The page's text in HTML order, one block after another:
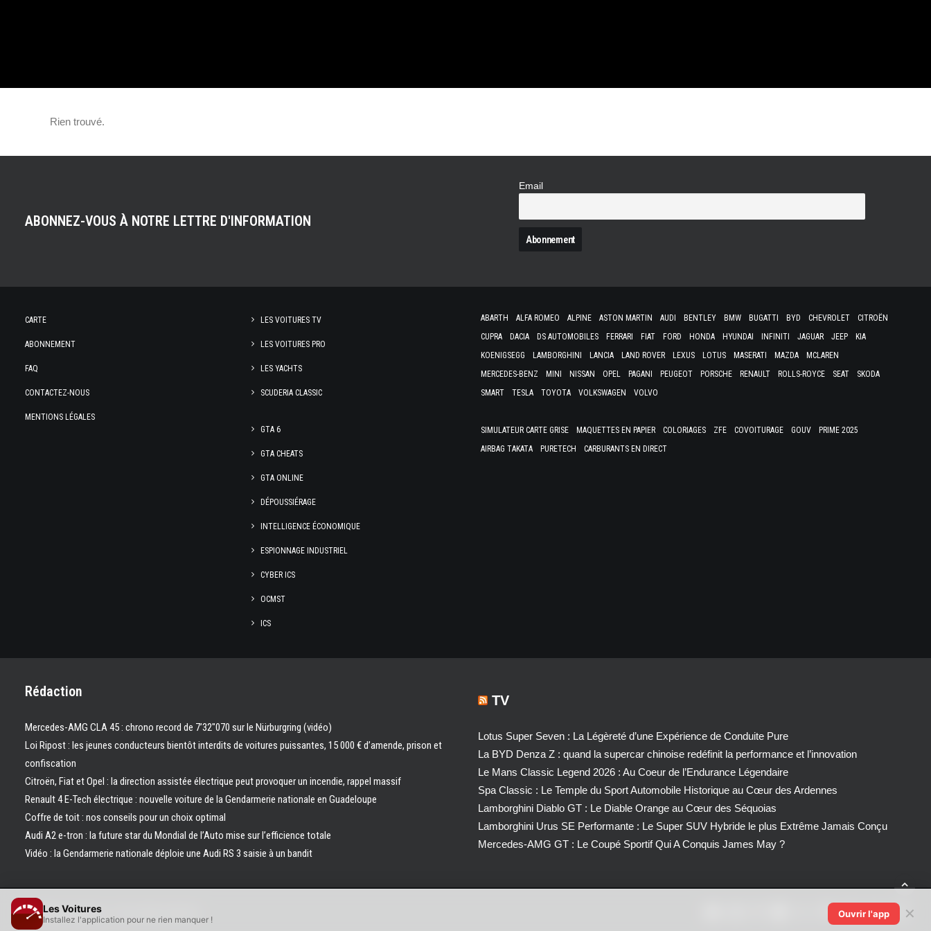
KARINE LIMA
Rien trouvé.
ABONNEZ-VOUS À NOTRE LETTRE D'INFORMATION
Email
CARTE
ABONNEMENT
FAQ
CONTACTEZ-NOUS
MENTIONS LÉGALES
LES VOITURES TV
LES VOITURES PRO
LES YACHTS
SCUDERIA CLASSIC
GTA 6
GTA CHEATS
GTA ONLINE
DÉPOUSSIÉRAGE
INTELLIGENCE ÉCONOMIQUE
ESPIONNAGE INDUSTRIEL
CYBER ICS
OCMST
ICS
ABARTH ALFA ROMEO ALPINE ASTON MARTIN AUDI BENTLEY BMW BUGATTI BYD CHEVROLET
CITROËN
CUPRA
DACIA DS AUTOMOBILES FERRARI FIAT FORD HONDA HYUNDAI INFINITI JAGUAR JEEP
KIA
KOENIGSEGG
LAMBORGHINI LANCIA LAND ROVER LEXUS LOTUS MASERATI MAZDA
MCLAREN
MERCEDES-BENZ
MINI NISSAN OPEL PAGANI PEUGEOT PORSCHE RENAULT ROLLS-ROYCE SEAT
SKODA
SMART
TESLA TOYOTA VOLKSWAGEN VOLVO
SIMULATEUR CARTE GRISE MAQUETTES EN PAPIER COLORIAGES ZFE COVOITURAGE GOUV
PRIME 2025
AIRBAG TAKATA
PURETECH CARBURANTS EN DIRECT
Rédaction
Mercedes-AMG CLA 45 : chrono record de 7’32″070 sur le Nürburgring (vidéo)
Loi Ripost : les jeunes conducteurs bientôt interdits de voitures puissantes, 15 000 € d’amende, prison et
confiscation
Citroën, Fiat et Opel : la direction assistée électrique peut provoquer un incendie, rappel massif
Renault 4 E-Tech électrique : nouvelle voiture de la Gendarmerie nationale en Guadeloupe
Coffre de toit : nos conseils pour un choix optimal
Audi A2 e-tron : la future star du Mondial de l’Auto mise sur l’efficience totale
Vidéo : la Gendarmerie nationale déploie une Audi RS 3 saisie à un bandit
TV
Lotus Super Seven : La Légèreté d’une Expérience de Conduite Pure
La BYD Denza Z : quand la supercar chinoise redéfinit la performance et l’innovation
Le Mans Classic Legend 2026 : Au Coeur de l’Endurance Légendaire
Spa Classic : Le Temple du Sport Automobile Historique au Cœur des Ardennes
Lamborghini Diablo GT : Le Diable Orange au Cœur des Séquoias
Lamborghini Urus SE Performante : Le Super SUV Hybride le plus Extrême Jamais Conçu
Mercedes-AMG GT : Le Coupé Sportif Qui A Conquis James May ?
© 2026 Les Voitures. | Tous droits réservés.
Les Voitures
Installez l'application pour ne rien manquer !
Ouvrir l'app ✕